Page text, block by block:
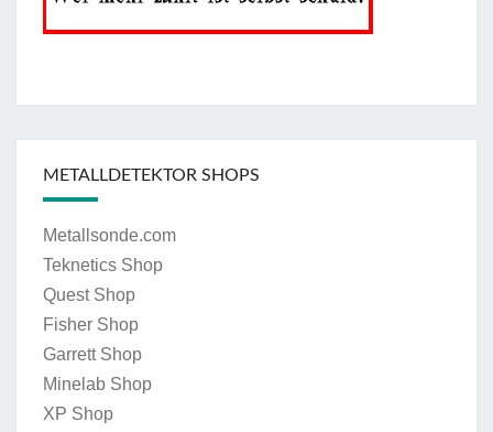
METALLDETEKTOR SHOPS
Metallsonde.com
Teknetics Shop
Quest Shop
Fisher Shop
Garrett Shop
Minelab Shop
XP Shop